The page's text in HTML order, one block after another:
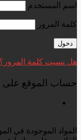
اسم المستخدم
كلمة المرور
هل نسيت كلمة المرور؟
حساب الموقع على
المواد الموجودة في